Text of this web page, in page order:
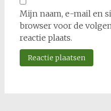
Mijn naam, e-mail en
browser voor de
reactie plaats.